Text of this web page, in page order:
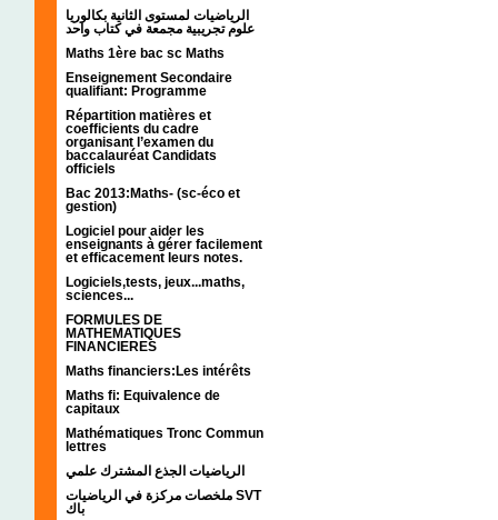
الرياضيات لمستوى الثانية بكالوريا
علوم تجريبية مجمعة في كتاب واحد
Maths 1ère bac sc Maths
Enseignement Secondaire
qualifiant: Programme
Répartition matières et
coefficients du cadre
organisant l’examen du
baccalauréat Candidats
officiels
Bac 2013:Maths- (sc-éco et
gestion)
Logiciel pour aider les
enseignants à gérer facilement
et efficacement leurs notes.
Logiciels,tests, jeux...maths,
sciences...
FORMULES DE
MATHEMATIQUES
FINANCIERES
Maths financiers:Les intérêts
Maths fi: Equivalence de
capitaux
Mathématiques Tronc Commun
lettres
الرياضيات الجذع المشترك علمي
ملخصات مركزة في الرياضيات SVT
باك